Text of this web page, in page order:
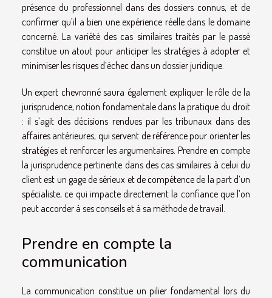
présence du professionnel dans des dossiers connus, et de
confirmer qu’il a bien une expérience réelle dans le domaine
concerné. La variété des cas similaires traités par le passé
constitue un atout pour anticiper les stratégies à adopter et
minimiser les risques d’échec dans un dossier juridique.
Un expert chevronné saura également expliquer le rôle de la
jurisprudence, notion fondamentale dans la pratique du droit
: il s’agit des décisions rendues par les tribunaux dans des
affaires antérieures, qui servent de référence pour orienter les
stratégies et renforcer les argumentaires. Prendre en compte
la jurisprudence pertinente dans des cas similaires à celui du
client est un gage de sérieux et de compétence de la part d’un
spécialiste, ce qui impacte directement la confiance que l’on
peut accorder à ses conseils et à sa méthode de travail.
Prendre en compte la
communication
La communication constitue un pilier fondamental lors du